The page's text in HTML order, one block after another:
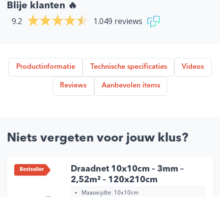
Blije klanten 🔥
9.2 1.049 reviews
Productinformatie Technische specificaties Videos
Reviews Aanbevolen items
Niets vergeten voor jouw klus?
Bestseller
Draadnet 10x10cm – 3mm –
2,52m² – 120x210cm
Maaswijdte: 10x10cm